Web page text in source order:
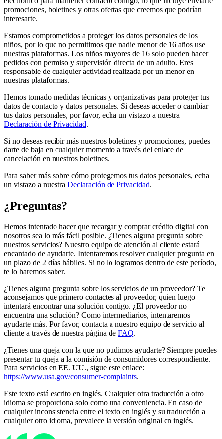
promociones, boletines y otras ofertas que creemos que podrían
interesarte.
Estamos comprometidos a proteger los datos personales de los
niños, por lo que no permitimos que nadie menor de 16 años use
nuestras plataformas. Los niños mayores de 16 solo pueden hacer
pedidos con permiso y supervisión directa de un adulto. Eres
responsable de cualquier actividad realizada por un menor en
nuestras plataformas.
Hemos tomado medidas técnicas y organizativas para proteger tus
datos de contacto y datos personales. Si deseas acceder o cambiar
tus datos personales, por favor, echa un vistazo a nuestra
Declaración de Privacidad.
Si no deseas recibir más nuestros boletines y promociones, puedes
darte de baja en cualquier momento a través del enlace de
cancelación en nuestros boletines.
Para saber más sobre cómo protegemos tus datos personales, echa
un vistazo a nuestra Declaración de Privacidad.
¿Preguntas?
Hemos intentado hacer que recargar y comprar crédito digital con
nosotros sea lo más fácil posible. ¿Tienes alguna pregunta sobre
nuestros servicios? Nuestro equipo de atención al cliente estará
encantado de ayudarte. Intentaremos resolver cualquier pregunta en
un plazo de 2 días hábiles. Si no lo logramos dentro de este período,
te lo haremos saber.
¿Tienes alguna pregunta sobre los servicios de un proveedor? Te
aconsejamos que primero contactes al proveedor, quien luego
intentará encontrar una solución contigo. ¿El proveedor no
encuentra una solución? Como intermediarios, intentaremos
ayudarte más. Por favor, contacta a nuestro equipo de servicio al
cliente a través de nuestra página de FAQ.
¿Tienes una queja con la que no pudimos ayudarte? Siempre puedes
presentar tu queja a la comisión de consumidores correspondiente.
Para servicios en EE. UU., sigue este enlace:
https://www.usa.gov/consumer-complaints.
Este texto está escrito en inglés. Cualquier otra traducción a otro
idioma se proporciona solo como una conveniencia. En caso de
cualquier inconsistencia entre el texto en inglés y su traducción a
cualquier otro idioma, prevalece la versión original en inglés.